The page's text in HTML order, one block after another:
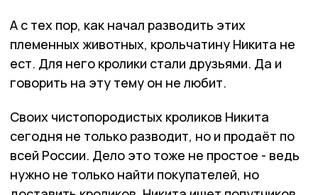
А с тех пор, как начал разводить этих
племенных животных, крольчатину Никита не
ест. Для него кролики стали друзьями. Да и
говорить на эту тему он не любит.
Своих чистопородистых кроликов Никита
сегодня не только разводит, но и продаёт по
всей России. Дело это тоже не простое - ведь
нужно не только найти покупателей, но